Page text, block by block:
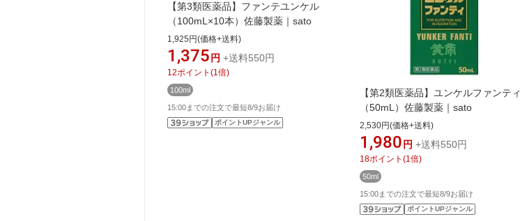
【第3類医薬品】ファンテユンケル
（100mL×10本）佐藤製薬｜sato
1,925円(価格+送料)
1,375 円 +送料550円
12ポイント (1倍)
100ml
15:00までの注文で最短8/9お届け
ポイントUPジャンル
【第2類医薬品】ユンケルファンティ
（50mL）佐藤製薬｜sato
2,530円(価格+送料)
1,980 円 +送料550円
18ポイント (1 倍)
50ml
15:00までの注文で最短8/9お届け
ポイントUPジャンル